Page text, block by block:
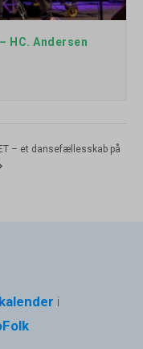
HC. Andersen
– et dansefællesskab på
i